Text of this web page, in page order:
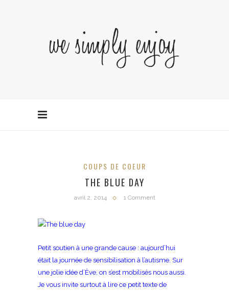
COUPS DE COEUR
THE BLUE DAY
avril 2, 2014 1 Comment
Petit soutien à une grande cause : aujourd’hui
était la journée de sensibilisation à l’autisme. Sur
une jolie idée d’Ève , on s’est mobilisés nous aussi.
Je vous invite surtout à lire ce petit texte de